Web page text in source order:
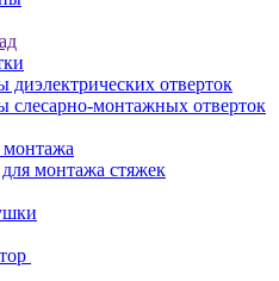
диэлектрических отверток
слесарно-монтажных отверток
монтажа
монтажа стяжек